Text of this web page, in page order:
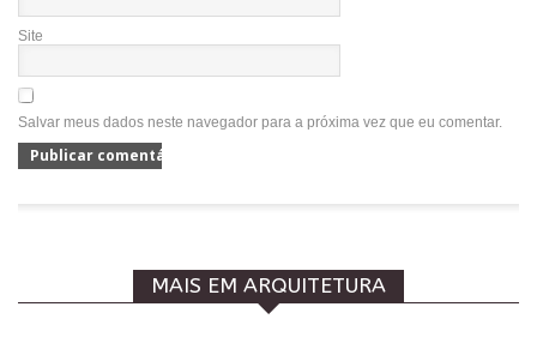
Site
Salvar meus dados neste navegador para a próxima vez que eu comentar.
MAIS EM ARQUITETURA